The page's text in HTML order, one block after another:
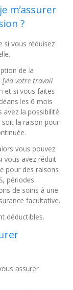
m’assurer
?
si vous réduisez
de la
[via votre travail
et si vous faites
les 6 mois
avez la possibilité
la raison pour
vous pouvez
vous avez réduit
pour des raisons
périodes
de soins à une
facultative.
déductibles.
assurer